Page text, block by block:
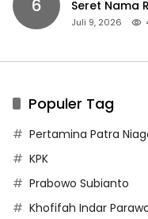
6
Seret Nama
Juli 9, 2026
Populer Tag
Pertamina Patra
KPK
Prabowo Subianto
Khofifah Indar